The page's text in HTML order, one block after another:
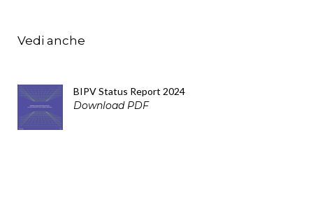
Vedi anche
BIPV Status Report 2024
Download PDF